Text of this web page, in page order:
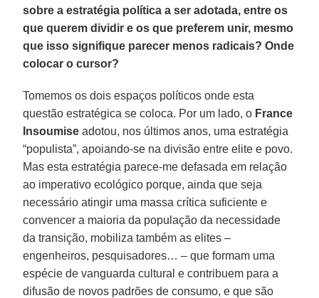
sobre a estratégia política a ser adotada, entre os
que querem dividir e os que preferem unir, mesmo
que isso signifique parecer menos radicais? Onde
colocar o cursor?
Tomemos os dois espaços políticos onde esta
questão estratégica se coloca. Por um lado, o France
Insoumise adotou, nos últimos anos, uma estratégia
“populista”, apoiando-se na divisão entre elite e povo.
Mas esta estratégia parece-me defasada em relação
ao imperativo ecológico porque, ainda que seja
necessário atingir uma massa crítica suficiente e
convencer a maioria da população da necessidade
da transição, mobiliza também as elites –
engenheiros, pesquisadores… – que formam uma
espécie de vanguarda cultural e contribuem para a
difusão de novos padrões de consumo, e que são